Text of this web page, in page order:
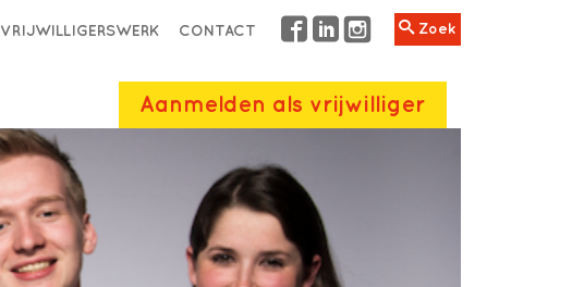
VRIJWILLIGERSWERK CONTACT Zoek
Aanmelden als vrijwilliger